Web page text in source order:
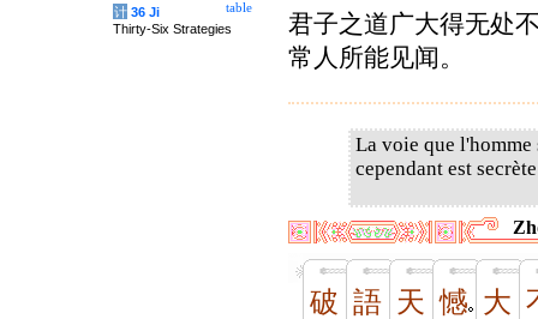
君子之道广大得无处
常人所能见闻。
La voie que
cependant est secrète
破 語 天 憾 大
table
计 36 Ji
Thirty-Six Strategies